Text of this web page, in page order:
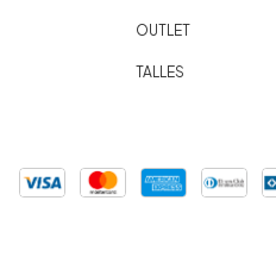
OUTLET
TALLES